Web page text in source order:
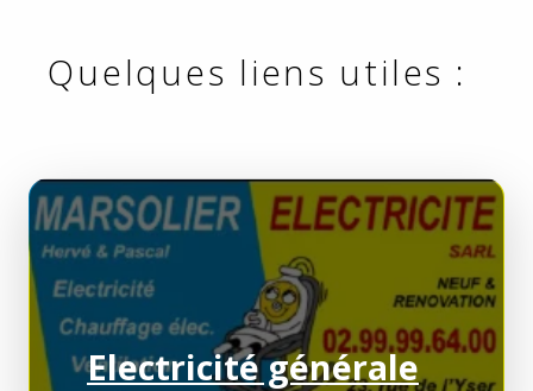
Quelques liens utiles :
Electricité générale